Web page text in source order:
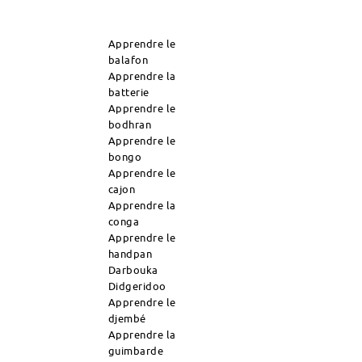
Apprendre le
balafon
Apprendre la
batterie
Apprendre le
bodhran
Apprendre le
bongo
Apprendre le
cajon
Apprendre la
conga
Apprendre le
handpan
Darbouka
Didgeridoo
Apprendre le
djembé
Apprendre la
guimbarde